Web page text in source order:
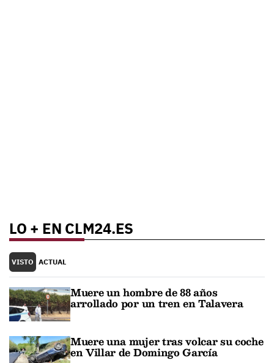
LO + EN CLM24.ES
VISTO ACTUAL
Muere un hombre de 88 años
arrollado por un tren en Talavera
Muere una mujer tras volcar su coche
en Villar de Domingo García